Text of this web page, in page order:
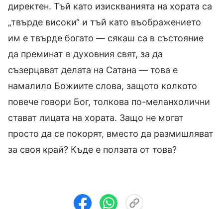
директен. Тъй като изискванията на хората са
„твърде високи“ и тъй като въображението
им е твърде богато — сякаш са в състояние
да преминат в духовния свят, за да
съзерцават делата на Сатана — това е
намалило Божиите слова, защото колкото
повече говори Бог, толкова по-меланхолични
стават лицата на хората. Защо не могат
просто да се покорят, вместо да размишляват
за своя край? Къде е ползата от това?